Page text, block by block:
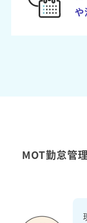
や
MOT勤怠管